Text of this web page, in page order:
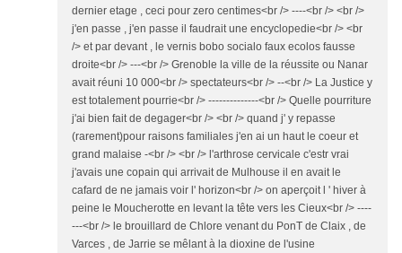
dernier etage , ceci pour zero centimes<br /> ----<br /> <br />
j'en passe , j'en passe il faudrait une encyclopedie<br /> <br
/> et par devant , le vernis bobo socialo faux ecolos fausse
droite<br /> ---<br /> Grenoble la ville de la réussite ou Nanar
avait réuni 10 000<br /> spectateurs<br /> --<br /> La Justice y
est totalement pourrie<br /> --------------<br /> Quelle pourriture
j'ai bien fait de degager<br /> <br /> quand j' y repasse
(rarement)pour raisons familiales j'en ai un haut le coeur et
grand malaise -<br /> <br /> l'arthrose cervicale c'estr vrai
j'avais une copain qui arrivait de Mulhouse il en avait le
cafard de ne jamais voir l' horizon<br /> on aperçoit l ' hiver à
peine le Moucherotte en levant la tête vers les Cieux<br /> ----
---<br /> le brouillard de Chlore venant du PonT de Claix , de
Varces , de Jarrie se mêlant à la dioxine de l'usine